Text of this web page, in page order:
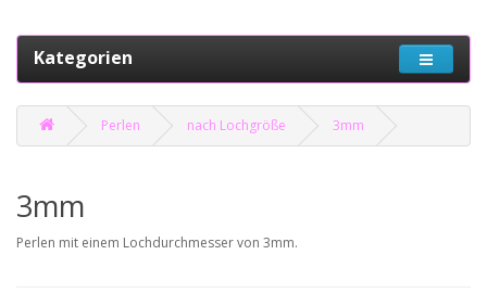
Kategorien
Perlen nach Lochgröße 3mm
3mm
Perlen mit einem Lochdurchmesser von 3mm.